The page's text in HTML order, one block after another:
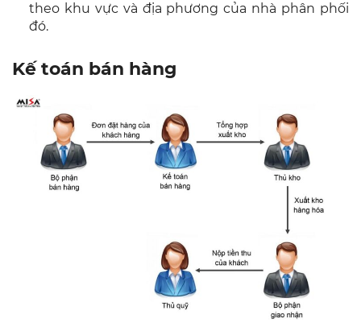
theo khu vực và địa phương của nhà phân phối
đó.
Kế toán bán hàng